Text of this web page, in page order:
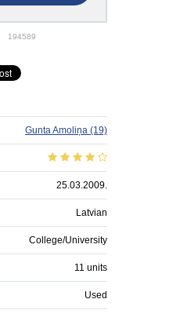
194589
Gunta Amoliņa (19)
25.03.2009.
Latvian
College/University
11 units
Used